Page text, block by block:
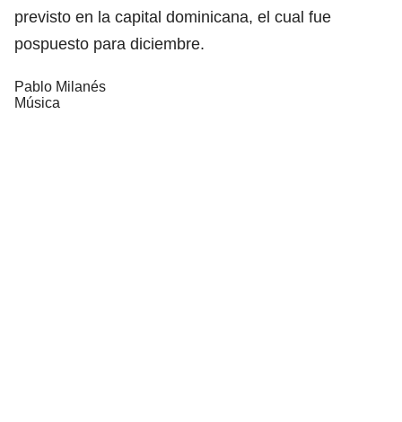
previsto en la capital dominicana, el cual fue
pospuesto para diciembre.
Pablo Milanés
Música